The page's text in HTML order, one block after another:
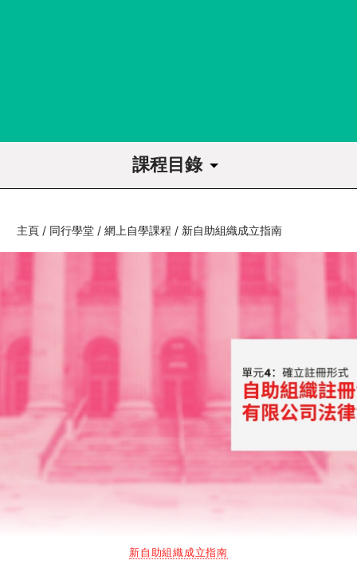
主頁 / 同行學堂 / 網上自學課程 / 新自助組織成立指南
新自助組織成立指南
課程目錄
1 符合自助組織定義
回歸基本步
1.3 自助組織如何發揮社會影響力
1.4 自助組織定義
2 決定運作模式